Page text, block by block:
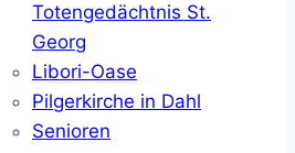
Totengedächtnis St.
Georg
Libori-Oase
Pilgerkirche in Dahl
Senioren